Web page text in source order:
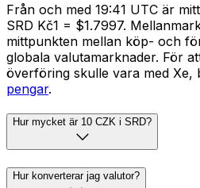
Från och med 19:41 UTC är
SRD Kč1 = $1.7997.
mittpunkten mellan köp- och
globala valutamarknader. För
överföring skulle vara med Xe,
pengar.
Hur mycket är 10 CZK i SRD?
Hur konverterar jag valutor?